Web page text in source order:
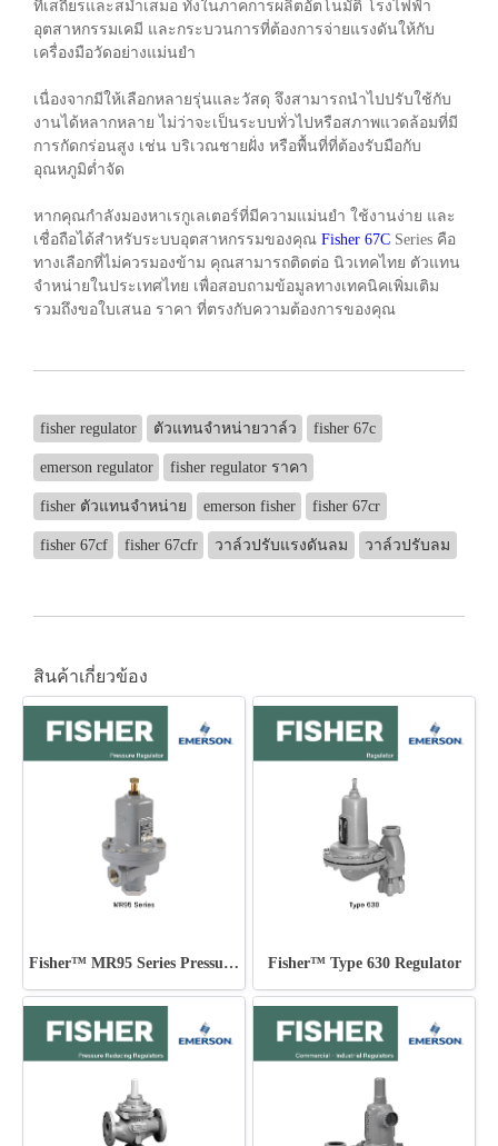
ที่เสถียรและสม่ำเสมอ ทั้งในภาคการผลิตอัตโนมัติ โรงไฟฟ้า
อุตสาหกรรมเคมี และกระบวนการที่ต้องการจ่ายแรงดันให้กับ
เครื่องมือวัดอย่างแม่นยำ
เนื่องจากมีให้เลือกหลายรุ่นและวัสดุ จึงสามารถนำไปปรับใช้กับ
งานได้หลากหลาย ไม่ว่าจะเป็นระบบทั่วไปหรือสภาพแวดล้อมที่มี
การกัดกร่อนสูง เช่น บริเวณชายฝั่ง หรือพื้นที่ที่ต้องรับมือกับ
อุณหภูมิต่ำจัด
หากคุณกำลังมองหาเรกูเลเตอร์ที่มีความแม่นยำ ใช้งานง่าย และ
เชื่อถือได้สำหรับระบบอุตสาหกรรมของคุณ Fisher 67C Series คือ
ทางเลือกที่ไม่ควรมองข้าม คุณสามารถติดต่อ นิวเทคไทย ตัวแทน
จำหน่ายในประเทศไทย เพื่อสอบถามข้อมูลทางเทคนิคเพิ่มเติม
รวมถึงขอใบเสนอ ราคา ที่ตรงกับความต้องการของคุณ
fisher regulator ตัวแทนจำหน่ายวาล์ว fisher 67c
emerson regulator fisher regulator ราคา
fisher ตัวแทนจำหน่าย emerson fisher fisher 67cr
fisher 67cf fisher 67cfr วาล์วปรับแรงดันลม วาล์วปรับลม
สินค้าเกี่ยวข้อง
Fisher™ MR95 Series Pressure Regulator Fisher™ Type 630 Regulator